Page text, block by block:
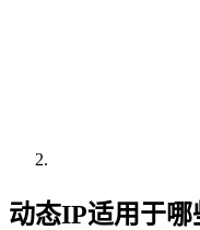
动态IP适用于哪